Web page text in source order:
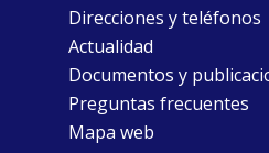
Direcciones y teléfonos
Actualidad
Documentos y
Preguntas frecuentes
Mapa web